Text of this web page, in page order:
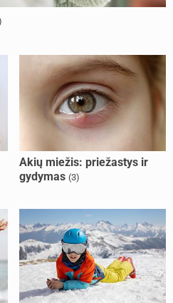
Akių miežis: priežastys ir
gydymas (3)